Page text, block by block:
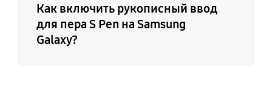
Как включить рукописный ввод
для пера S Pen на Samsung
Galaxy?